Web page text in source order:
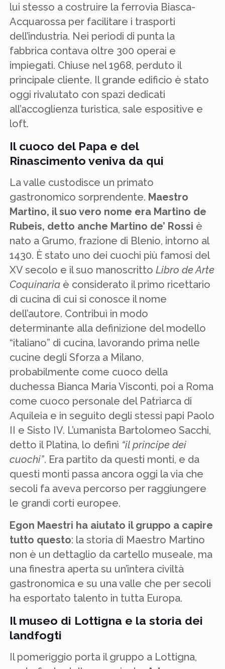
lui stesso a costruire la ferrovia Biasca-
Acquarossa per facilitare i trasporti
dell’industria. Nei periodi di punta la
fabbrica contava oltre 300 operai e
impiegati. Chiuse nel 1968, perduto il
principale cliente. Il grande edificio è stato
oggi rivalutato con spazi dedicati
all’accoglienza turistica, sale espositive e
loft.
Il cuoco del Papa e del
Rinascimento veniva da qui
La valle custodisce un primato
gastronomico sorprendente. Maestro
Martino, il suo vero nome era Martino de
Rubeis, detto anche Martino de’ Rossi è
nato a Grumo, frazione di Blenio, intorno al
1430. È stato uno dei cuochi più famosi del
XV secolo e il suo manoscrittoLibro de Arte
Coquinaria è considerato il primo ricettario
di cucina di cui si conosce il nome
dell’autore. Contribuì in modo
determinante alla definizione del modello
“italiano” di cucina, lavorando prima nelle
cucine degli Sforza a Milano,
probabilmente come cuoco della
duchessa Bianca Maria Visconti, poi a Roma
come cuoco personale del Patriarca di
Aquileia e in seguito degli stessi papi Paolo
II e Sisto IV. L’umanista Bartolomeo Sacchi,
detto il Platina, lo definì “il principe dei
cuochi”. Era partito da questi monti, e da
questi monti passa ancora oggi la via che
secoli fa aveva percorso per raggiungere
le grandi corti europee.
Egon Maestri ha aiutato il gruppo a capire
tutto questo: la storia di Maestro Martino
non è un dettaglio da cartello museale, ma
una finestra aperta su un’intera civiltà
gastronomica e su una valle che per secoli
ha esportato talento in tutta Europa.
Il museo di Lottigna e la storia dei
landfogti
Il pomeriggio porta il gruppo a Lottigna,